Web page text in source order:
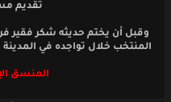
تقديم
وقبل أن يختم حديثه شكر فقير
المنتخب خلال تواجده في
المنسق